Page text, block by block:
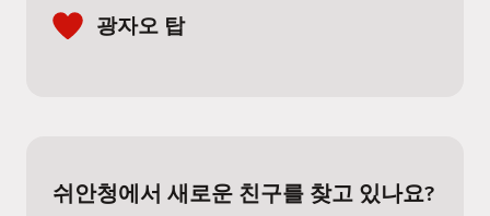
광자오 탑
쉬안청에서 새로운 친구를 찾고 있나요?